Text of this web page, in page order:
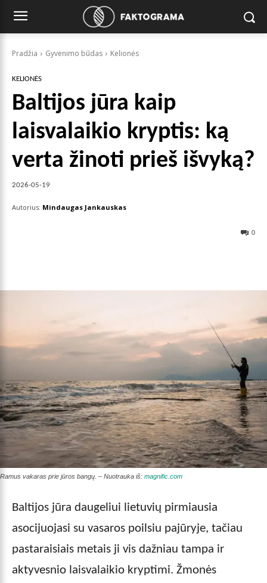
Pradžia Gyvenimo būdas Kelionės
KELIONĖS
Baltijos jūra kaip
laisvalaikio kryptis: ką
verta žinoti prieš išvyką?
2026-05-19
Autorius: Mindaugas Jankauskas
0
Ramus vakaras prie jūros bangų. – Nuotrauka iš: magnific.com
Baltijos jūra daugeliui lietuvių pirmiausia
asocijuojasi su vasaros poilsiu pajūryje, tačiau
pastaraisiais metais ji vis dažniau tampa ir
aktyvesnio laisvalaikio kryptimi. Žmonės